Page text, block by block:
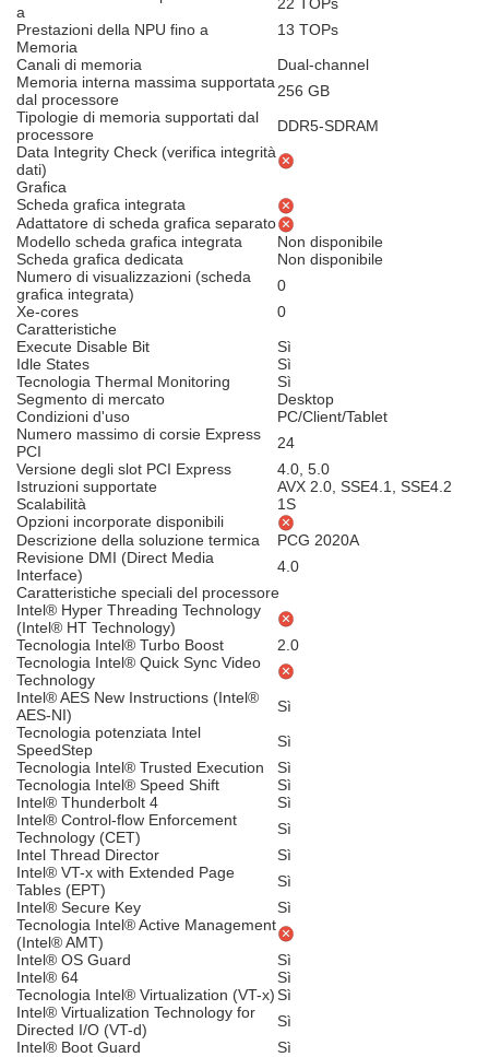
a
Prestazioni della NPU fino a
13 TOPs
Memoria
Canali di memoria
Dual-channel
Memoria interna massima supportata
dal processore
256 GB
Tipologie di memoria supportati dal
processore
DDR5-SDRAM
Data Integrity Check (verifica integrità
dati)
Grafica
Scheda grafica integrata
Adattatore di scheda grafica separato
Modello scheda grafica integrata
Non disponibile
Scheda grafica dedicata
Non disponibile
Numero di visualizzazioni (scheda
grafica integrata)
0
Xe-cores
0
Caratteristiche
Execute Disable Bit
Sì
Idle States
Sì
Tecnologia Thermal Monitoring
Sì
Segmento di mercato
Desktop
Condizioni d'uso
PC/Client/Tablet
Numero massimo di corsie Express
PCI
24
Versione degli slot PCI Express
4.0, 5.0
Istruzioni supportate
AVX 2.0, SSE4.1, SSE4.2
Scalabilità
1S
Opzioni incorporate disponibili
Descrizione della soluzione termica
PCG 2020A
Revisione DMI (Direct Media
Interface)
4.0
Caratteristiche speciali del processore
Intel® Hyper Threading Technology
(Intel® HT Technology)
Tecnologia Intel® Turbo Boost
2.0
Tecnologia Intel® Quick Sync Video
Technology
Intel® AES New Instructions (Intel®
AES-NI)
Sì
Tecnologia potenziata Intel
SpeedStep
Sì
Tecnologia Intel® Trusted Execution
Sì
Tecnologia Intel® Speed Shift
Sì
Intel® Thunderbolt 4
Sì
Intel® Control-flow Enforcement
Technology (CET)
Sì
Intel Thread Director
Sì
Intel® VT-x with Extended Page
Tables (EPT)
Sì
Intel® Secure Key
Sì
Tecnologia Intel® Active Management
(Intel® AMT)
Intel® OS Guard
Sì
Intel® 64
Sì
Tecnologia Intel® Virtualization (VT-x)Sì
Intel® Virtualization Technology for
Directed I/O (VT-d)
Sì
Intel® Boot Guard
Sì